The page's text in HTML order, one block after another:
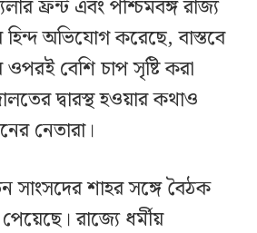
ফ্রন্ট এবং পশ্চিমবঙ্গ রাজ্য
অভিযোগ করেছে, বাস্তবে
বেশি চাপ সৃষ্টি করা
দ্বারস্থ হওয়ার কথাও
নেতারা।
সাংসদের শাহর সঙ্গে বৈঠক
রাজ্যে ধর্মীয়